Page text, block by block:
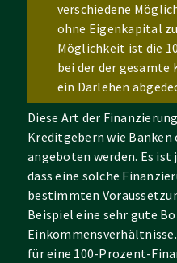
verschiedene
ohne Eigenkapital
Möglichkeit ist die
bei der der gesamte
ein Darlehen
Diese Art der
Kreditgebern wie
angeboten werden. Es
dass eine solche
bestimmten
Beispiel eine sehr gute
für eine 100-Prozent-